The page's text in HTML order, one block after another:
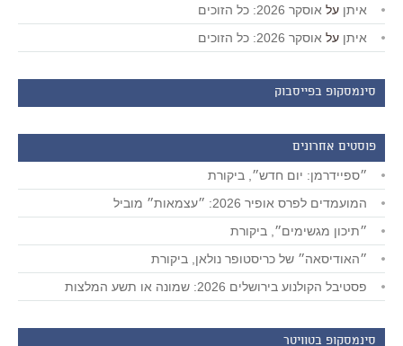
איתן על אוסקר 2026: כל הזוכים
איתן על אוסקר 2026: כל הזוכים
סינמסקופ בפייסבוק
פוסטים אחרונים
״ספיידרמן: יום חדש״, ביקורת
המועמדים לפרס אופיר 2026: ״עצמאות״ מוביל
״תיכון מגשימים״, ביקורת
״האודיסאה״ של כריסטופר נולאן, ביקורת
פסטיבל הקולנוע בירושלים 2026: שמונה או תשע המלצות
סינמסקופ בטוויטר